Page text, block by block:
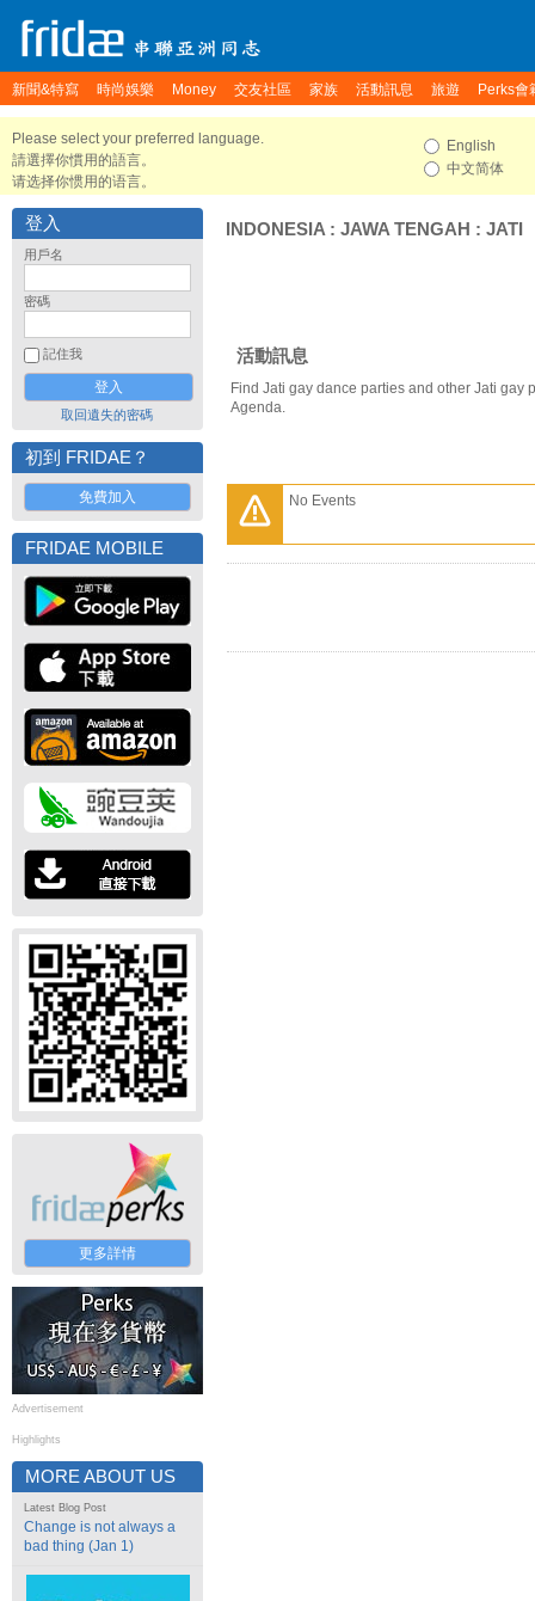
新聞&特寫 時尚娛樂 Money 交友社區 家族 活動訊息 旅遊 Perks會
Please select your preferred language.
請選擇你慣用的語言。
请选择你惯用的语言。
English
中文简体
登入
用戶名
密碼
記住我
取回遺失的密碼
初到 FRIDAE？
免費加入
FRIDAE MOBILE
更多詳情
Advertisement
Highlights
MORE ABOUT US
Latest Blog Post
Change is not always a
bad thing (Jan 1)
INDONESIA : JAWA TENGAH : JATI
活動訊息
Find Jati gay dance parties and other Jati gay
Agenda.
No Events